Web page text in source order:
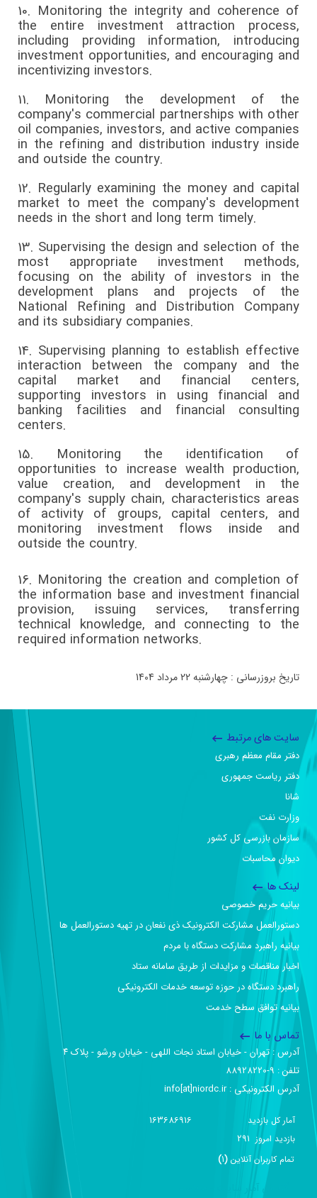
10. Monitoring the integrity and coherence of
the entire investment attraction process,
including providing information, introducing
investment opportunities, and encouraging and
incentivizing investors.
11. Monitoring the development of the
company's commercial partnerships with other
oil companies, investors, and active companies
in the refining and distribution industry inside
and outside the country.
12. Regularly examining the money and capital
market to meet the company's development
needs in the short and long term timely.
13. Supervising the design and selection of the
most appropriate investment methods,
focusing on the ability of investors in the
development plans and projects of the
National Refining and Distribution Company
and its subsidiary companies.
14. Supervising planning to establish effective
interaction between the company and the
capital market and financial centers,
supporting investors in using financial and
banking facilities and financial consulting
centers.
15. Monitoring the identification of
opportunities to increase wealth production,
value creation, and development in the
company's supply chain, characteristics areas
of activity of groups, capital centers, and
monitoring investment flows inside and
outside the country.
16. Monitoring the creation and completion of
the information base and investment financial
provision, issuing services, transferring
technical knowledge, and connecting to the
required information networks.
تاریخ بروزرسانی : چهارشنبه 22 مرداد 1404
سایت های مرتبط
دفتر مقام معظم رهبری
دفتر ریاست جمهوری
شانا
وزارت نفت
سازمان بازرسی کل کشور
دیوان محاسبات
لینک ها
بیانیه حریم خصوصی
دستورالعمل مشارکت الکترونیک ذی نفعان در تهیه دستورالعمل ها
بیانیه راهبرد مشارکت دستگاه با مردم
اخبار مناقصات و مزایدات از طریق سامانه ستاد
راهبرد دستگاه در حوزه توسعه خدمات الکترونیکی
بیانیه توافق سطح خدمت
تماس با ما
آدرس :‌ تهران - خیابان استاد نجات اللهی - خیابان ورشو - پلاک ۴
تلفن :‌ 9-88928220
آدرس الکترونیکی :‌ info[at]niordc.ir
آمار کل بازدید 163686916
بازديد امروز 291
تمام کاربران آنلاين (
1
)